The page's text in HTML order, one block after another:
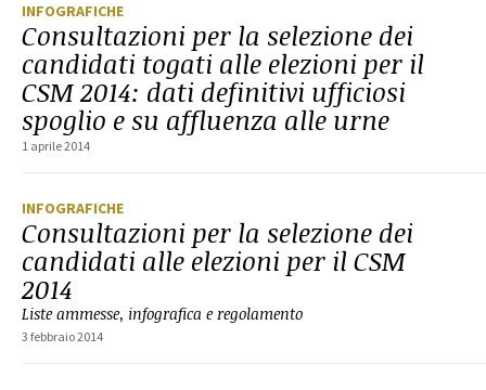
INFOGRAFICHE
Consultazioni per la selezione dei
candidati togati alle elezioni per il
CSM 2014: dati definitivi ufficiosi
spoglio e su affluenza alle urne
1 aprile 2014
INFOGRAFICHE
Consultazioni per la selezione dei
candidati alle elezioni per il CSM
2014
Liste ammesse, infografica e regolamento
3 febbraio 2014